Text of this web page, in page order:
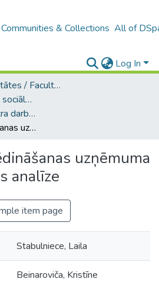
Communities & Collections All of
Log In
B4 – LU fakultātes / Faculties of the UL
A -- Ekonomikas un sociālo zinātņu fakultāte / Faculty of Economics and Social Sciences
Bakalaura un maģistra darbi (ESZF) / Bachelor's and Master's theses
Sabiedriskās ēdināšanas uzņēmuma konkurētspējas analīze
uzņēmuma
analīze
item page
Stabulniece, Laila
Beinaroviča, Kristīne